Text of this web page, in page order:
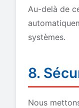
Au-delà de
systèmes.
8.
Nous